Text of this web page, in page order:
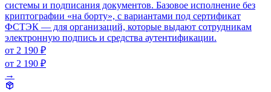
системы и подписания документов. Базовое исполнение без
криптографии «на борту», с вариантами под сертификат
ФСТЭК — для организаций, которые выдают сотрудникам
электронную подпись и средства аутентификации.
от 2 190 ₽
от 2 190 ₽
→